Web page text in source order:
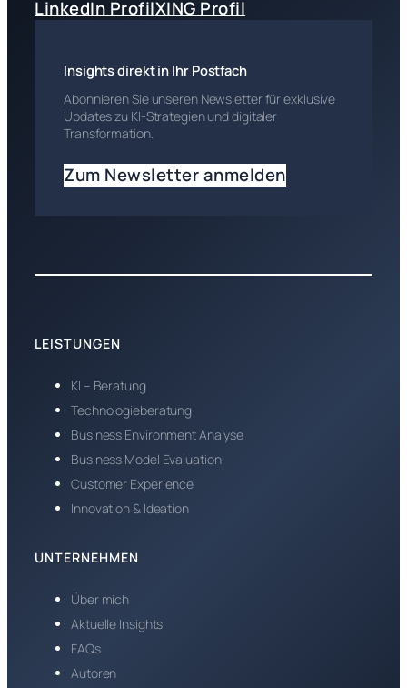
LinkedIn ProfilXING Profil
Insights direkt in Ihr Postfach
Abonnieren Sie unseren Newsletter für exklusive
Updates zu KI-Strategien und digitaler
Transformation.
Zum Newsletter anmelden
LEISTUNGEN
KI – Beratung
Technologieberatung
Business Environment Analyse
Business Model Evaluation
Customer Experience
Innovation & Ideation
UNTERNEHMEN
Über mich
Aktuelle Insights
FAQs
Autoren